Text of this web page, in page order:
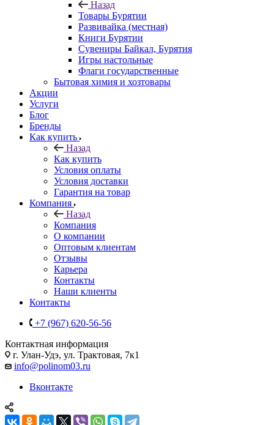
Назад
Товары Бурятии
Развивайка (местная)
Книги Бурятии
Сувениры Байкал, Бурятия
Игры настольные
Флаги государственные
Бытовая химия и хозтовары
Акции
Услуги
Блог
Бренды
Как купить
Назад
Как купить
Условия оплаты
Условия доставки
Гарантия на товар
Компания
Назад
Компания
О компании
Оптовым клиентам
Отзывы
Карьера
Контакты
Наши клиенты
Контакты
+7 (967) 620-56-56
Контактная информация
г. Улан-Удэ, ул. Трактовая, 7к1
info@polinom03.ru
Вконтакте